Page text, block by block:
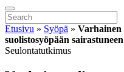
Etusivu » Syöpä » Varhainen
suolistosyöpään
Seulontatutkimus